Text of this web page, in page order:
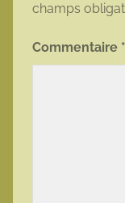
champs
Commentaire *